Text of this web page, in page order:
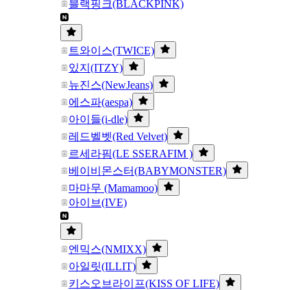
블랙핑크(BLACKPINK)
트와이스(TWICE)
있지(ITZY)
뉴진스(NewJeans)
에스파(aespa)
아이들(i-dle)
레드벨벳(Red Velvet)
르세라핌(LE SSERAFIM )
베이비몬스터(BABYMONSTER)
마마무 (Mamamoo)
아이브(IVE)
엔믹스(NMIXX)
아일릿(ILLIT)
키스오브라이프(KISS OF LIFE)